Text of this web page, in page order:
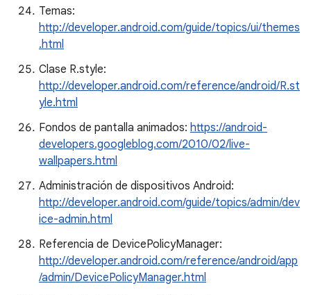
Temas:
http://developer.android.com/guide/topics/ui/themes
.html
Clase R.style:
http://developer.android.com/reference/android/R.st
yle.html
Fondos de pantalla animados: https://android-
developers.googleblog.com/2010/02/live-
wallpapers.html
Administración de dispositivos Android:
http://developer.android.com/guide/topics/admin/dev
ice-admin.html
Referencia de DevicePolicyManager:
http://developer.android.com/reference/android/app
/admin/DevicePolicyManager.html